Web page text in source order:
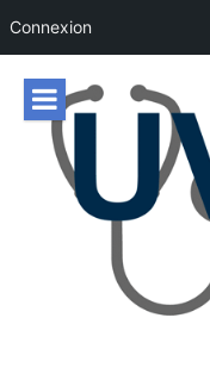
Connexion
contenu